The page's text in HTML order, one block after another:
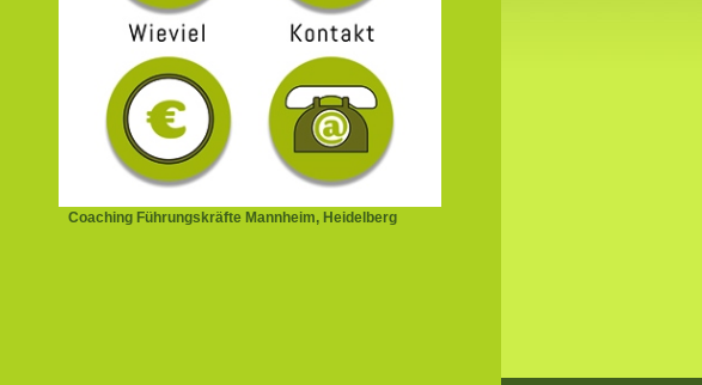
Coaching Führungskräfte Mannheim, Heidelberg